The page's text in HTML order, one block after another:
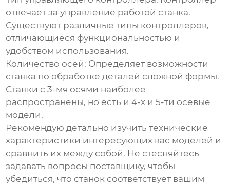
отвечает за управление работой станка.
Существуют различные типы контроллеров,
отличающиеся функциональностью и
удобством использования.
Количество осей: Определяет возможности
станка по обработке деталей сложной формы.
Станки с 3-мя осями наиболее
распространены, но есть и 4-х и 5-ти осевые
модели.
Рекомендую детально изучить технические
характеристики интересующих вас моделей и
сравнить их между собой. Не стесняйтесь
задавать вопросы поставщику, чтобы
убедиться, что станок соответствует вашим